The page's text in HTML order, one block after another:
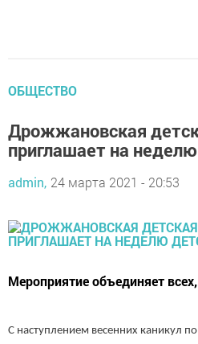
ОБЩЕСТВО
Дрожжановская
приглашает на
admin, 24 марта 2021 - 20:53
Мероприятие объединяет
С наступлением весенних каникул